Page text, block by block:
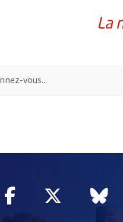
La
inscrire à la lettre
Facebook
, Ouvre une
Twitter
, ,